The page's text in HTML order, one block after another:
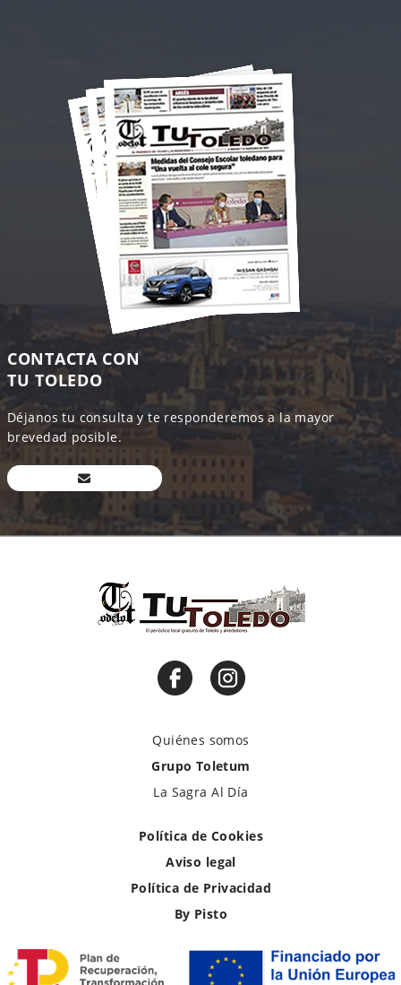
CONTACTA CON
TU TOLEDO
Déjanos tu consulta y te responderemos a la mayor
brevedad posible.
Quiénes somos
Grupo Toletum
La Sagra Al Día
Política de Cookies
Aviso legal
Política de Privacidad
By Pisto